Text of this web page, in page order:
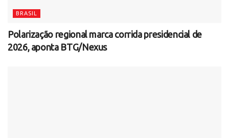
BRASIL
Polarização regional marca corrida presidencial de
2026, aponta BTG/Nexus